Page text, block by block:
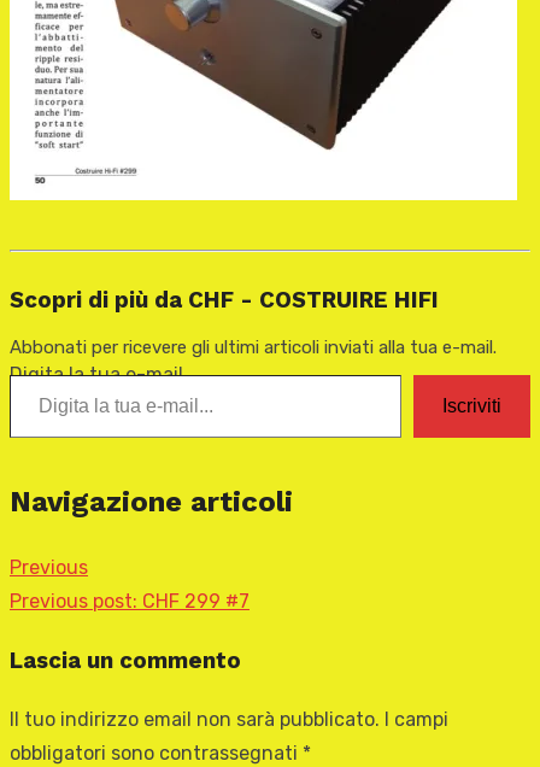
Scopri di più da CHF - COSTRUIRE HIFI
Abbonati per ricevere gli ultimi articoli inviati alla tua e-mail.
Digita la tua e-mail...
Iscriviti
Navigazione articoli
Previous
Previous post: CHF 299 #7
Lascia un commento
Il tuo indirizzo email non sarà pubblicato. I campi
obbligatori sono contrassegnati *